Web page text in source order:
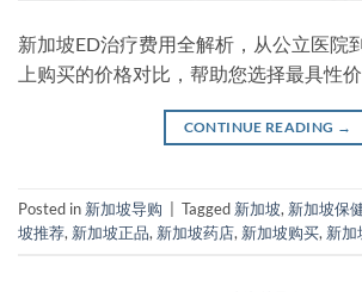
新加坡ED治疗费用全解析，从公立医院
上购买的价格对比，帮助您选择最具性
CONTINUE READING →
Posted in 新加坡导购 Tagged 新加坡, 新加坡保
坡推荐, 新加坡正品, 新加坡药店, 新加坡购买, 新加